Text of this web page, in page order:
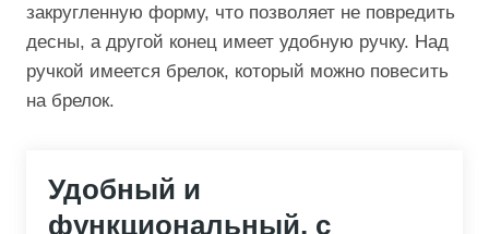
закругленную форму, что позволяет не повредить
десны, а другой конец имеет удобную ручку. Над
ручкой имеется брелок, который можно повесить
на брелок.
Удобный и
функциональный, с